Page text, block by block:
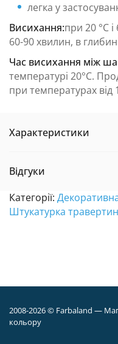
легка у
Висихання:при 20 °С
60-90 хвилин, в
Час висихання між
температурі 20°C.
при температурах від
Характеристики
Відгуки
Категорії:
Штукатурка травертин
2008-2026 © Farbaland —
кольору